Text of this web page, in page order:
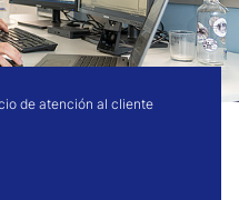
de atención al cliente